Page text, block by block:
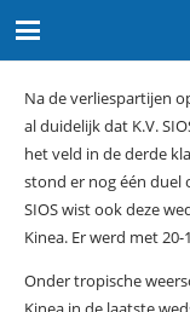
Na de verliespartijen
al duidelijk dat K.V.
het veld in de derde
stond er nog één duel
SIOS wist ook deze
Kinea. Er werd met
Onder tropische